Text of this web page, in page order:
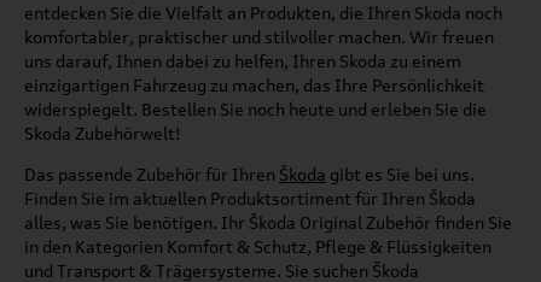
entdecken Sie die Vielfalt an Produkten, die Ihren Skoda noch
komfortabler, praktischer und stilvoller machen. Wir freuen
uns darauf, Ihnen dabei zu helfen, Ihren Skoda zu einem
einzigartigen Fahrzeug zu machen, das Ihre Persönlichkeit
widerspiegelt. Bestellen Sie noch heute und erleben Sie die
Skoda Zubehörwelt!
Das passende Zubehör für Ihren Škoda gibt es Sie bei uns.
Finden Sie im aktuellen Produktsortiment für Ihren Škoda
alles, was Sie benötigen. Ihr Škoda Original Zubehör finden Sie
in den Kategorien Komfort & Schutz, Pflege & Flüssigkeiten
und Transport & Trägersysteme. Sie suchen Škoda